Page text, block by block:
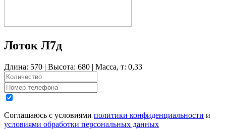
Лоток Л7д
Длина: 570 | Высота: 680 | Масса, т: 0,33
Соглашаюсь с условиями политики конфиденциальности и
условиями обработки персональных данных